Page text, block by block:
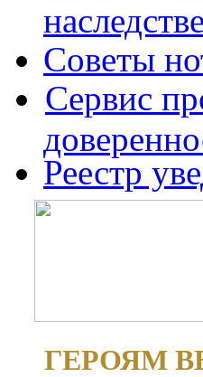
Советы
Сервис
Реестр
ГЕРОЯМ